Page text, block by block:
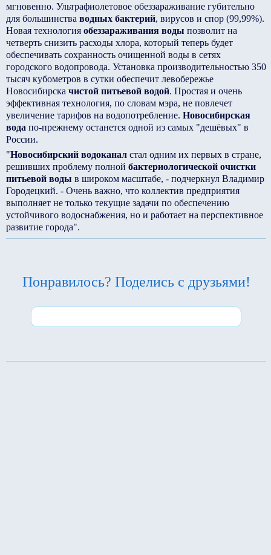
мгновенно. Ультрафиолетовое обеззараживание губительно
для большинства водных бактерий, вирусов и спор (99,99%).
Новая технология обеззараживания воды позволит на
четверть снизить расходы хлора, который теперь будет
обеспечивать сохранность очищенной воды в сетях
городского водопровода. Установка производительностью 350
тысяч кубометров в сутки обеспечит левобережье
Новосибирска чистой питьевой водой. Простая и очень
эффективная технология, по словам мэра, не повлечет
увеличение тарифов на водопотребление. Новосибирская
вода по-прежнему останется одной из самых "дешёвых" в
России.
"Новосибирский водоканал стал одним их первых в стране,
решивших проблему полной бактериологической очистки
питьевой воды в широком масштабе, - подчеркнул Владимир
Городецкий. - Очень важно, что коллектив предприятия
выполняет не только текущие задачи по обеспечению
устойчивого водоснабжения, но и работает на перспективное
развитие города".
Понравилось? Поделись с друзьями!